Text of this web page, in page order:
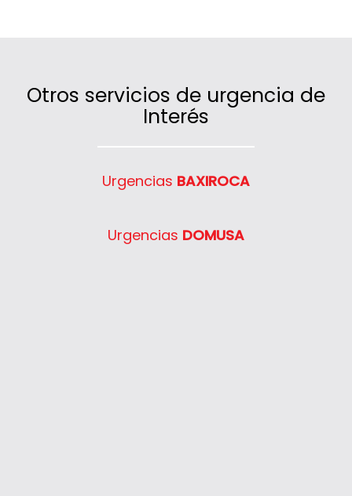
Otros servicios de urgencia de
Interés
Urgencias BAXIROCA
Urgencias DOMUSA